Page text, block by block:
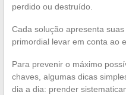
perdido ou destruído.
Cada solução apresenta
primordial levar em conta ao
Para prevenir o máximo
chaves, algumas dicas
dia a dia: prender